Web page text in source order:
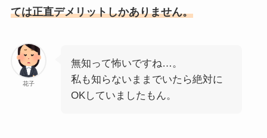
ては正直デメリットしかありません。
花子
無知って怖いですね…。
私も知らないままでいたら絶対に
OKしていましたもん。